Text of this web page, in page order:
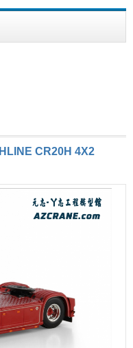
CR20H 4X2